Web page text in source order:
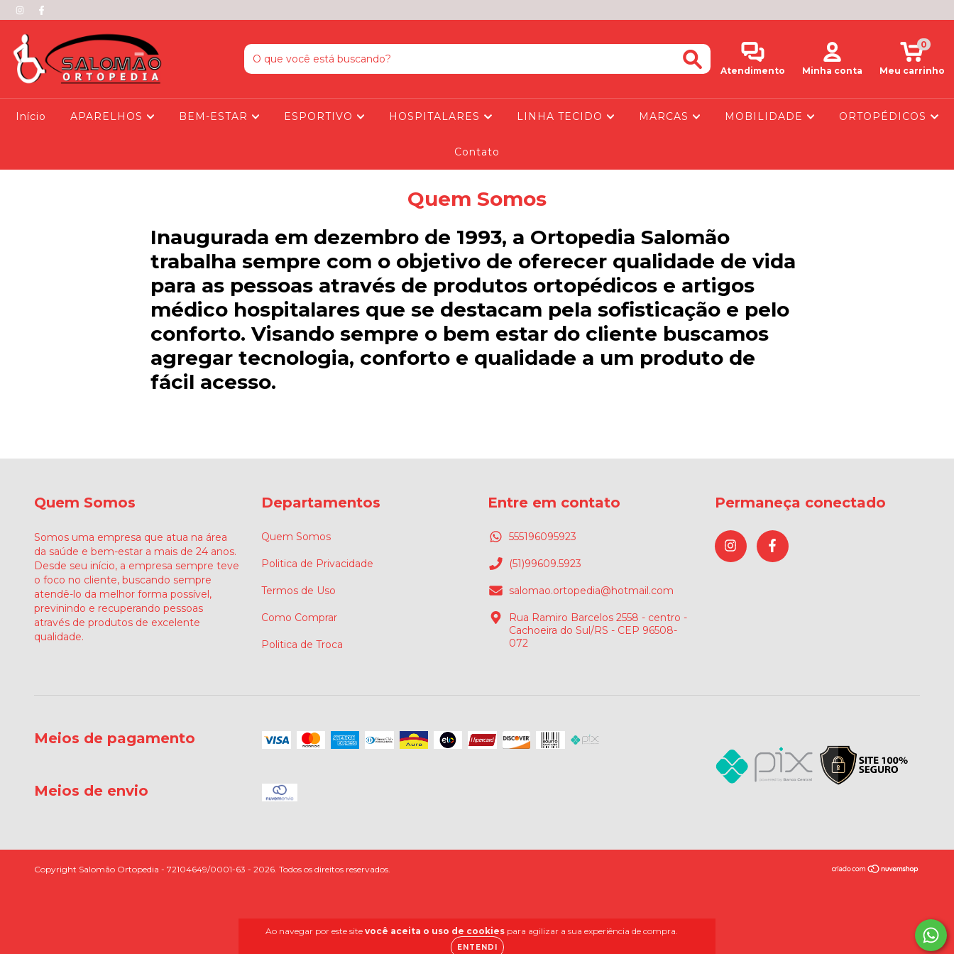
Atendimento Minha conta Meu carrinho
0
Início APARELHOS BEM-ESTAR ESPORTIVO HOSPITALARES LINHA TECIDO MARCAS MOBILIDADE ORTOPÉDICOS
Contato
Ao navegar por este site você aceita o uso de cookiespara agilizar a sua experiência de compra.
ENTENDI
Quem Somos
Inaugurada em dezembro de 1993, a Ortopedia Salomão
trabalha sempre com o objetivo de oferecer qualidade de vida
para as pessoas através de produtos ortopédicos e artigos
médico hospitalares que se destacam pela sofisticação e pelo
conforto. Visando sempre o bem estar do cliente buscamos
agregar tecnologia, conforto e qualidade a um produto de
fácil acesso.
Quem Somos
Somos uma empresa que atua na área
da saúde e bem-estar a mais de 24 anos.
Desde seu início, a empresa sempre teve
o foco no cliente, buscando sempre
atendê-lo da melhor forma possível,
previnindo e recuperando pessoas
através de produtos de excelente
qualidade.
Departamentos
Quem Somos
Politica de Privacidade
Termos de Uso
Como Comprar
Politica de Troca
Entre em contato
555196095923
(51)99609.5923
salomao.ortopedia@hotmail.com
Rua Ramiro Barcelos 2558 - centro -
Cachoeira do Sul/RS - CEP 96508-
072
Permaneça conectado
Meios de pagamento
Meios de envio
Copyright Salomão Ortopedia - 72104649/0001-63 - 2026. Todos os direitos reservados.